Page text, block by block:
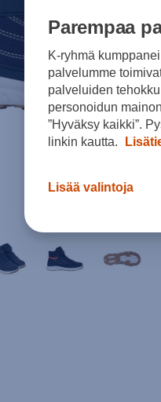
Parempaa
K-ryhmä
palvelumme
palveluiden
personoidun
”Hyväksy kaikki”.
linkin kautta.
Lisää valintoja